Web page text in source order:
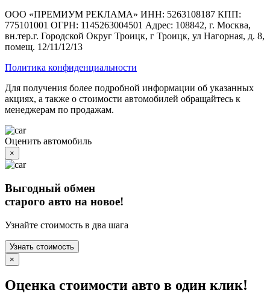
ООО «ПРЕМИУМ РЕКЛАМА» ИНН: 5263108187 КПП:
775101001 ОГРН: 1145263004501 Адрес: 108842, г. Москва,
вн.тер.г. Городской Округ Троицк, г Троицк, ул Нагорная, д. 8,
помещ. 12/11/12/13
Политика конфиденциальности
Для получения более подробной информации об указанных
акциях, а также о стоимости автомобилей обращайтесь к
менеджерам по продажам.
Оценить автомобиль
×
Выгодный обмен
старого авто на новое!
Узнайте стоимость в два шага
Узнать стоимость
×
Оценка стоимости авто в один клик!